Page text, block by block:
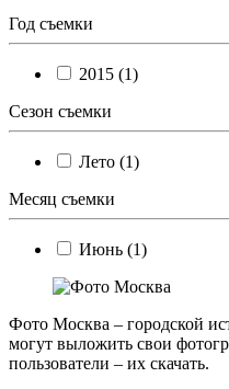
Год съемки
2015 (1)
Сезон съемки
Лето (1)
Месяц съемки
Июнь (1)
Фото Москва – городской
могут выложить свои
пользователи – их скачать.